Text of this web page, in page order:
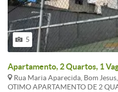
5
Apartamento, 2 Quartos, 1
Rua Maria Aparecida, Bom
OTIMO APARTAMENTO DE 2